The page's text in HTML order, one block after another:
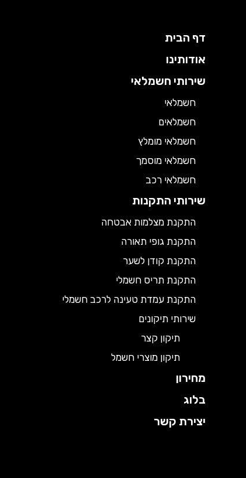
דף הבית
אודותינו
שירותי חשמלאי
חשמלאי
חשמלאים
חשמלאי מומלץ
חשמלאי מוסמך
חשמלאי רכב
שירותי התקנות
התקנת מצלמות אבטחה
התקנת גופי תאורה
התקנת קודן לשער
התקנת תריס חשמלי
התקנת עמדת טעינה לרכב חשמלי
שירותי תיקונים
תיקון קצר
תיקון מוצרי חשמל
מחירון
בלוג
יצירת קשר